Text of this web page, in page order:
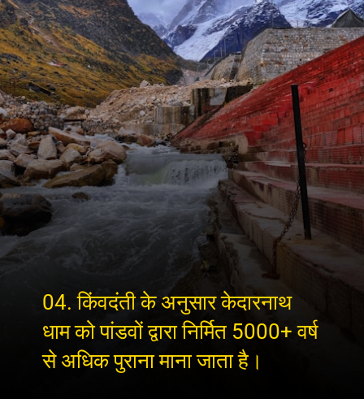
04. किंवदंती के अनुसार केदारनाथ
धाम को पांडवों द्वारा निर्मित 5000+ वर्ष
से अधिक पुराना माना जाता है।